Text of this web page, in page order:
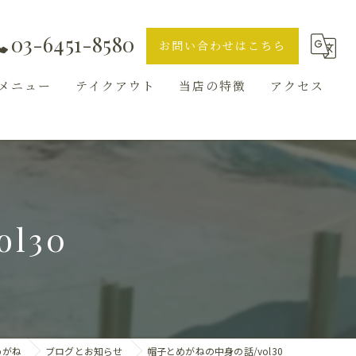
03-6451-8580 お問い合わせはこちら
ニュー テイクアウト 当店の特徴
ランチ
お知らせ
アクセス
ね ブログとお知らせ 帽子とめがねの中身の話/vol30